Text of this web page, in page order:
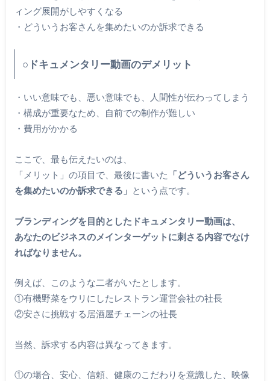
ィング展開がしやすくなる
・どういうお客さんを集めたいのか訴求できる
○ドキュメンタリー動画のデメリット
・いい意味でも、悪い意味でも、人間性が伝わってしまう
・構成が重要なため、自前での制作が難しい
・費用がかかる
ここで、最も伝えたいのは、
「メリット」の項目で、最後に書いた 「どういうお客さん
を集めたいのか訴求できる」 という点です。
ブランディングを目的としたドキュメンタリー動画は、
あなたのビジネスのメインターゲットに刺さる内容でなけ
ればなりません。
例えば、このような二者がいたとします。
①有機野菜をウリにしたレストラン運営会社の社長
②安さに挑戦する居酒屋チェーンの社長
当然、訴求する内容は異なってきます。
①の場合、安心、信頼、健康のこだわりを意識した、映像